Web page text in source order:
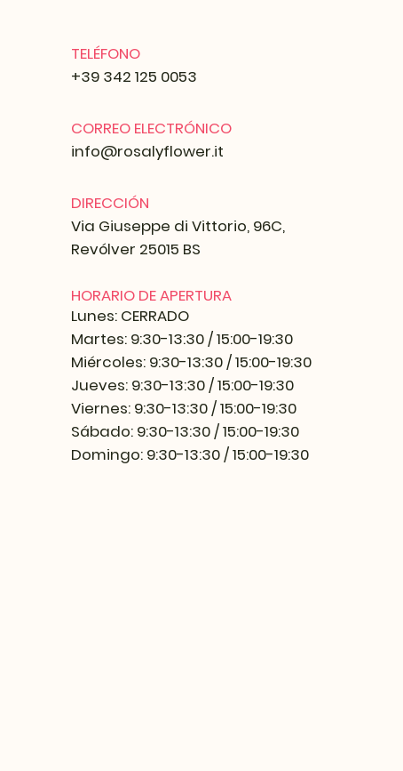
TELÉFONO
+39 342 125 0053
CORREO ELECTRÓNICO
info@rosalyflower.it
DIRECCIÓN
Via Giuseppe di Vittorio, 96C,
Revólver 25015 BS
HORARIO DE APERTURA
Lunes: CERRADO
Martes: 9:30-13:30 / 15:00-19:30
Miércoles: 9:30-13:30 / 15:00-19:30
Jueves: 9:30-13:30 / 15:00-19:30
Viernes: 9:30-13:30 / 15:00-19:30
Sábado: 9:30-13:30 / 15:00-19:30
Domingo: 9:30-13:30 / 15:00-19:30